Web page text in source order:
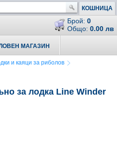
КОШНИЦА
Брой: 0
Общо: 0.00 лв
МАГАЗИН
и каяци за риболов
за лодка Line Winder